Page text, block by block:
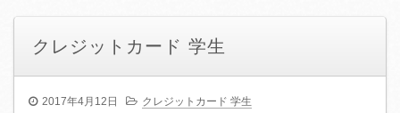
クレジットカード 学生
2017年4月12日 クレジットカード 学生